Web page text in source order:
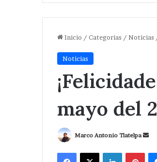
Inicio / Categorias / Noticias
Noticias
mayo del
Marco Antonio Tlatelpa
Facebook
X LinkedIn